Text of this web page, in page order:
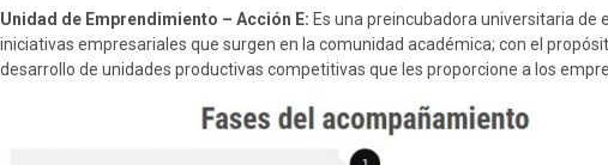
Unidad de Emprendimiento – Acción E: Es una preincubadora universitaria
iniciativas empresariales que surgen en la comunidad académica; con el
desarrollo de unidades productivas competitivas que les proporcione a los